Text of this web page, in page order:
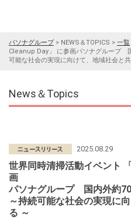
パソナグループ> NEWS＆TOPICS > 一覧
Cleanup Day」 に参画パソナグループ
可能な社会の実現に向けて、地域社会と
News＆Topics
2025.08.29
世界同時清掃活動イベント
画
パソナグループ 国内外約
～持続可能な社会の実現に
る ～